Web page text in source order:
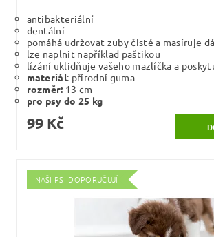
antibakteriální
dentální
pomáhá udržovat zuby čisté a masíruje
lze naplnit například paštikou
lízání uklidňuje vašeho mazlíčka a
materiál: přírodní guma
rozměr: 13 cm
pro psy do 25 kg
99 Kč
NAŠI PSI DOPORUČUJÍ